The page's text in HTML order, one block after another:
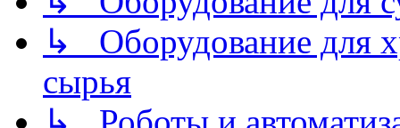
↳ Оборудование для
сырья